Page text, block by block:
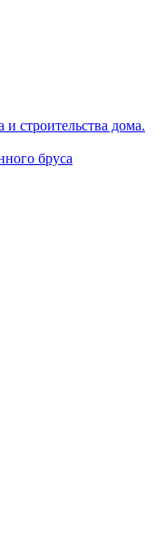
строительства дома.
бруса